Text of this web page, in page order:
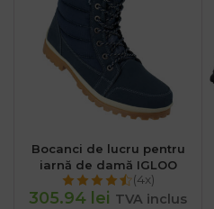
Bocanci de lucru pentru
iarnă de damă IGLOO
(4x)
305.94 lei TVA inclus